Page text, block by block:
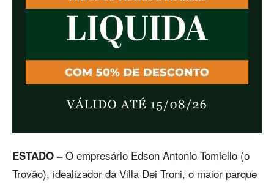
ESTADO –O empresário Edson Antonio Tomiello (o
Trovão), idealizador da Villa Dei Troni, o maior parque